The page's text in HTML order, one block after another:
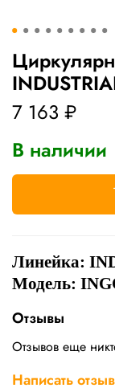
7 163 ₽
В наличии
Линейка:
Модель:
Отзывы
Отзывов еще
Написать отзыв